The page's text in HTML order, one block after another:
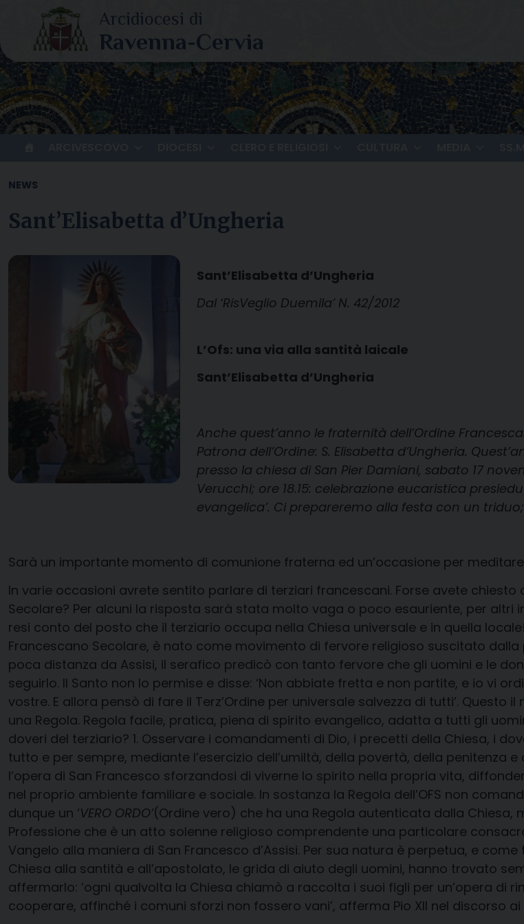
content
NEWS
Sant’Elisabetta d’Ungheria
Sant’Elisabetta d’Ungheria
Dal ‘RisVeglio Duemila’ N. 42/2012
L’Ofs: una via alla santità laicale
Sant’Elisabetta d’Ungheria
Anche quest’anno le fraternità dell’Ordine
Patrona dell’Ordine: S. Elisabetta d’Ungheria.
presso la chiesa di San Pier Damiani, sabato 17
Verucchi; ore 18.15: celebrazione eucaristica
evangelica’. Ci prepareremo alla festa con un triduo;
Sarà un importante momento di comunione fraterna ed un’occasione per
In varie occasioni avrete sentito parlare di terziari francescani. Forse avete chiesto
Secolare? Per alcuni la risposta sarà stata molto vaga o poco esauriente, per
resi conto del posto che il terziario occupa nella Chiesa universale e in quella
Francescano Secolare, è nato come movimento di fervore religioso suscitato
poca distanza da Assisi, il serafico predicò con tanto fervore che gli uomini e le
seguirlo. Il Santo non lo permise e disse: ‘Non abbiate fretta e non partite, e io vi
vostre. E allora pensò di fare il Terz’Ordine per universale salvezza di tutti’. Questo
una Regola. Regola facile, pratica, piena di spirito evangelico, adatta a tutti gli
doveri del terziario? 1. Osservare i comandamenti di Dio, i precetti della Chiesa, i
tutto e per sempre, mediante l’esercizio dell’umiltà, della povertà, della penitenza
l’opera di San Francesco sforzandosi di viverne lo spirito nella propria vita,
nel proprio ambiente familiare e sociale. In sostanza la Regola dell’OFS non
dunque un ‘VERO ORDO’(Ordine vero) che ha una Regola autenticata dalla Chiesa,
Professione che è un atto solenne religioso comprendente una particolare
Vangelo alla maniera di San Francesco d’Assisi. Per sua natura è perpetua, e
Chiesa alla santità e all’apostolato, le grida di aiuto degli uomini, hanno trovato
affermarlo: ‘ogni qualvolta la Chiesa chiamò a raccolta i suoi figli per un’opera di
cooperare, affinché i comuni sforzi non fossero vani’, afferma Pio XII nel discorso ai